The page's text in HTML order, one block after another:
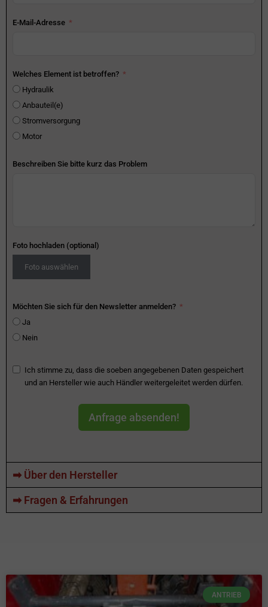
E-Mail-Adresse
Welches Element ist betroffen?
Hydraulik
Anbauteil(e)
Stromversorgung
Motor
Beschreiben Sie bitte kurz das Problem
Foto hochladen (optional)
Foto auswählen
Möchten Sie sich für den Newsletter anmelden?
Ja
Nein
Ich stimme zu, dass die soeben angegebenen Daten gespeichert
und an Hersteller wie auch Händler weitergeleitet werden dürfen.
Anfrage absenden!
➡ Über den Hersteller
➡ Fragen & Erfahrungen
ANTRIEB